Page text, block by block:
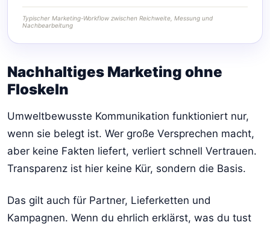
Typischer Marketing-Workflow zwischen Reichweite, Messung und
Nachbearbeitung
Nachhaltiges Marketing ohne
Floskeln
Umweltbewusste Kommunikation funktioniert nur,
wenn sie belegt ist. Wer große Versprechen macht,
aber keine Fakten liefert, verliert schnell Vertrauen.
Transparenz ist hier keine Kür, sondern die Basis.
Das gilt auch für Partner, Lieferketten und
Kampagnen. Wenn du ehrlich erklärst, was du tust